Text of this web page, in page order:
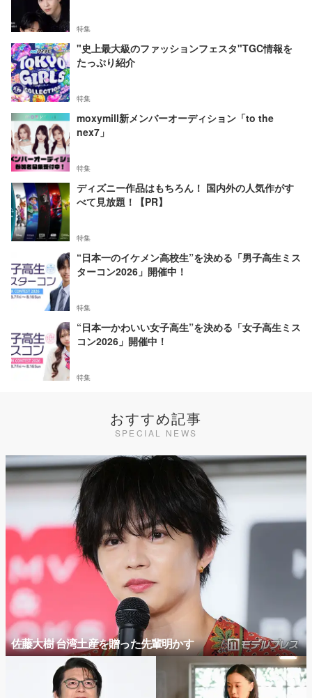
特集
"史上最大級のファッションフェスタ"TGC情報を
たっぷり紹介
特集
moxymill新メンバーオーディション「to the
nex7」
特集
ディズニー作品はもちろん！ 国内外の人気作がす
べて見放題！【PR】
特集
“日本一のイケメン高校生”を決める「男子高生ミス
ターコン2026」開催中！
特集
“日本一かわいい女子高生”を決める「女子高生ミス
コン2026」開催中！
特集
おすすめ記事
SPECIAL NEWS
佐藤大樹 台湾土産を贈った先輩明かす